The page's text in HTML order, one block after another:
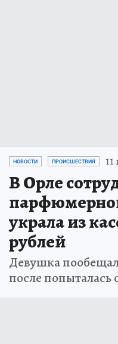
НОВОСТИ ПРОИСШЕСТВИЯ 11
В Орле
украла из
рублей
Девушка
после попыталась